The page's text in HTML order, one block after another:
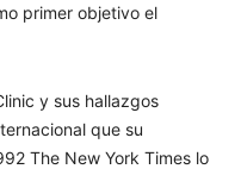
primer objetivo el
y sus hallazgos
que su
The New York Times lo